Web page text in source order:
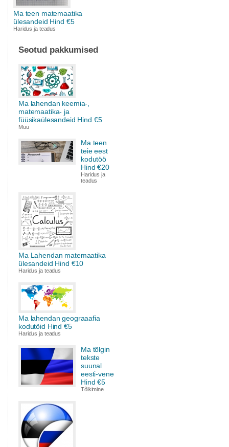
Ma teen matemaatika
ülesandeid Hind €5
Haridus ja teadus
Seotud pakkumised
Ma lahendan keemia-,
matemaatika- ja
füüsikaülesandeid Hind €5
Muu
Ma teen
teie eest
kodutöö
Hind €20
Haridus ja
teadus
Ma Lahendan matemaatika
ülesandeid Hind €10
Haridus ja teadus
Ma lahendan geograaafia
kodutöid Hind €5
Haridus ja teadus
Ma tõlgin
tekste
suunal
eesti-vene
Hind €5
Tõlkimine